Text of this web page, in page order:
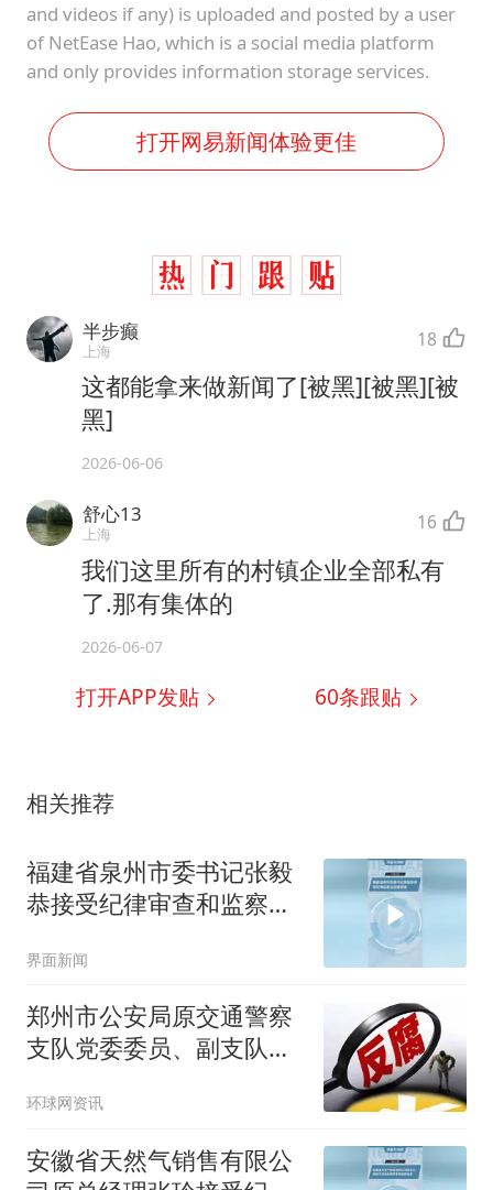
and videos if any) is uploaded and posted by a user
of NetEase Hao, which is a social media platform
and only provides information storage services.
打开网易新闻体验更佳
半步癫
上海 18
这都能拿来做新闻了[被黑][被黑][被
黑]
2026-06-06
舒心13
上海 16
我们这里所有的村镇企业全部私有
了.那有集体的
2026-06-07
打开APP发贴 60条跟贴
相关推荐
福建省泉州市委书记张毅
恭接受纪律审查和监察调
界面新闻
郑州市公安局原交通警察
支队党委委员、副支队长
察调查
环球网资讯
安徽省天然气销售有限公